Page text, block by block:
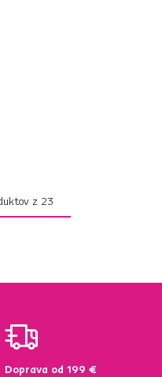
z 23
Doprava od 199 €